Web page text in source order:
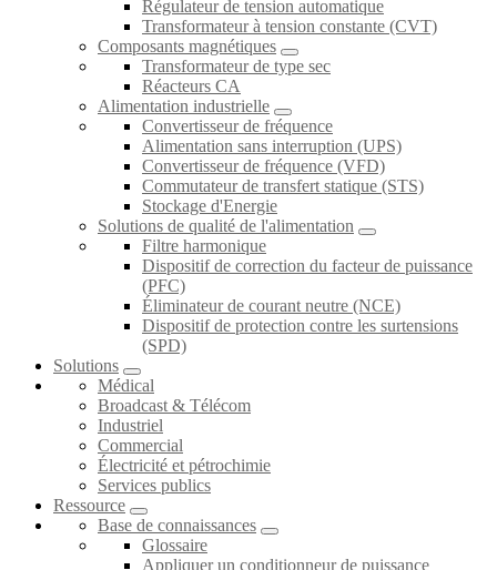
Régulateur de tension automatique
Transformateur à tension constante (CVT)
Composants magnétiques
Transformateur de type sec
Réacteurs CA
Alimentation industrielle
Convertisseur de fréquence
Alimentation sans interruption (UPS)
Convertisseur de fréquence (VFD)
Commutateur de transfert statique (STS)
Stockage d'Energie
Solutions de qualité de l'alimentation
Filtre harmonique
Dispositif de correction du facteur de puissance
(PFC)
Éliminateur de courant neutre (NCE)
Dispositif de protection contre les surtensions
(SPD)
Solutions
Médical
Broadcast & Télécom
Industriel
Commercial
Électricité et pétrochimie
Services publics
Ressource
Base de connaissances
Glossaire
Appliquer un conditionneur de puissance